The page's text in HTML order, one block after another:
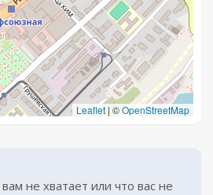
Leaflet | ©OpenStreetMap
не хватает или что вас не